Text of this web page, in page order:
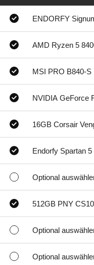
ENDORFY
AMD Ryzen 5
MSI PRO B840-S
NVIDIA GeForce
16GB Corsair
Endorfy Spartan
Optional
512GB PNY
Optional
Optional